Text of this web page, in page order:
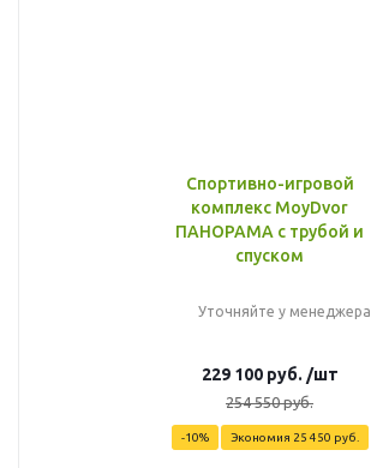
Спортивно-игровой
комплекс MoyDvor
ПАНОРАМА с трубой и
спуском
Уточняйте у менеджера
229 100руб. /шт
254 550руб.
-10% Экономия 25 450 руб.